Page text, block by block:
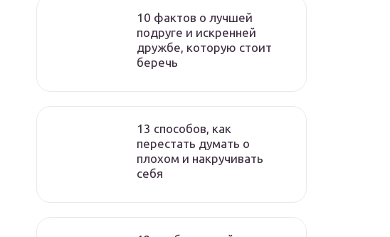
10 фактов о лучшей
подруге и искренней
дружбе, которую стоит
беречь
13 способов, как
перестать думать о
плохом и накручивать
себя